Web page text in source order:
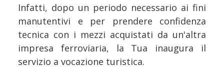
Infatti, dopo un periodo necessario ai fini
manutentivi e per prendere confidenza
tecnica con i mezzi acquistati da un'altra
impresa ferroviaria, la Tua inaugura il
servizio a vocazione turistica.